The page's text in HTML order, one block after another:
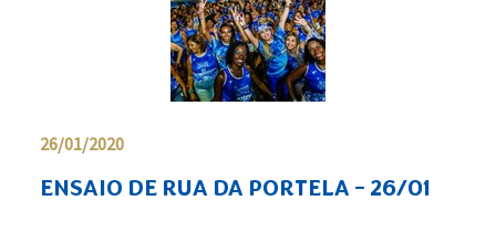
26/01/2020
ENSAIO DE RUA DA PORTELA - 26/01